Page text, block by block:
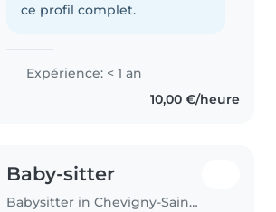
ce profil complet.
Expérience: < 1 an
10,00 €/heure
Baby-sitter
Babysitter in Chevigny-Saint-Sauveur